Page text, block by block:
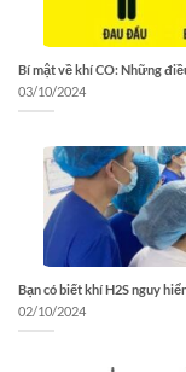
Bí mật về khí CO: Những
03/10/2024
Bạn có biết khí H2S nguy
02/10/2024